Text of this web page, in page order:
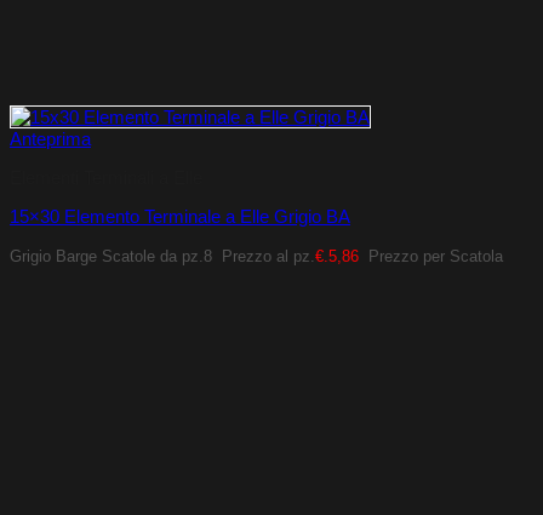
Anteprima
15×30 Elemento Terminale a Elle Grigio BA
Grigio Barge Scatole da pz.8 Prezzo al pz.€.5,86 Prezzo per Scatola